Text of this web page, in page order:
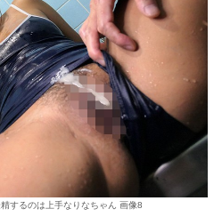
するのは上手なりなちゃん 画像8